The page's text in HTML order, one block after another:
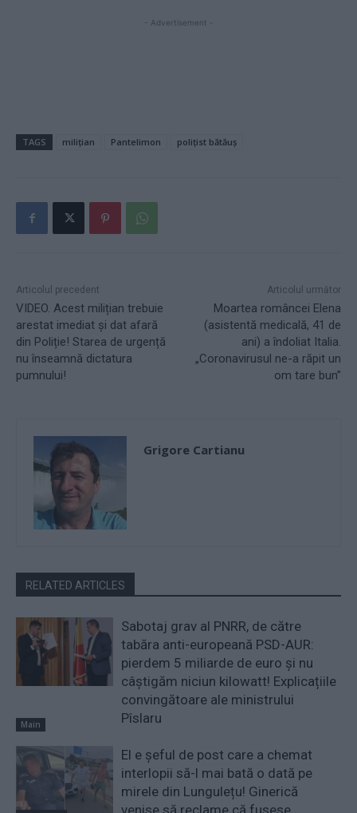
- Advertisement -
TAGS milițian Pantelimon polițist bătăuș
Articolul precedent
VIDEO. Acest milițian trebuie
arestat imediat și dat afară
din Poliție! Starea de urgență
nu înseamnă dictatura
pumnului!
Articolul următor
Moartea româncei Elena
(asistentă medicală, 41 de
ani) a îndoliat Italia.
„Coronavirusul ne-a răpit un
om tare bun”
Grigore Cartianu
RELATED ARTICLES
Main
Sabotaj grav al PNRR, de către
tabăra anti-europeană PSD-AUR:
pierdem 5 miliarde de euro și nu
câștigăm niciun kilowatt! Explicațiile
convingătoare ale ministrului
Pîslaru
El e șeful de post care a chemat
interlopii să-l mai bată o dată pe
mirele din Lungulețu! Ginerică